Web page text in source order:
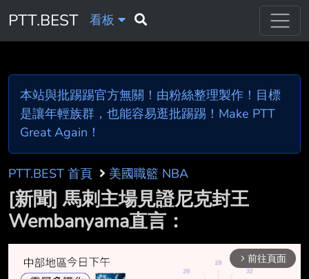
PTT.BEST 看板
本站與批踢踢官方無關！由粉絲整理製作！目標
是讓年輕族群，也能容易逛批踢踢！Make PTT
Great Again！
PTT.BEST 首頁 美國職籃 NBA
[新聞] 馬刺主場見證尼克封王
Wembanyama直言：
arrow_forward_ios 前往頁面